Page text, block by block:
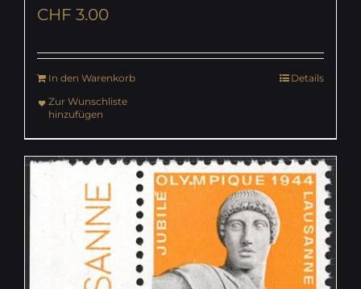
CHF 3.00
In den Warenkorb
Details
Zur Wunschliste
hinzufügen